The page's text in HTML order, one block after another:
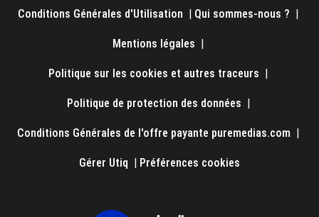
Conditions Générales d'Utilisation | Qui sommes-nous ? |
Mentions légales |
Politique sur les cookies et autres traceurs |
Politique de protection des données |
Conditions Générales de l'offre payante puremedias.com |
Gérer Utiq | Préférences cookies